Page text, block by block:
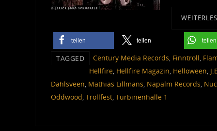
teilen teilen teilen
TAGGED Century Media Records, Finntroll,
Hellfire, Hellfire Magazin, Helloween,
Dahlsveen, Mathias Lillmans, Napalm Records,
Oddwood, Trollfest, Turbinenhalle 1